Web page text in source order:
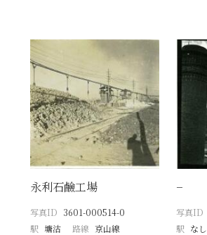
永利石鹼工場
写真ID 3601-000514-0
駅 塘沽 路線 京山線
−
写真ID
駅 なし